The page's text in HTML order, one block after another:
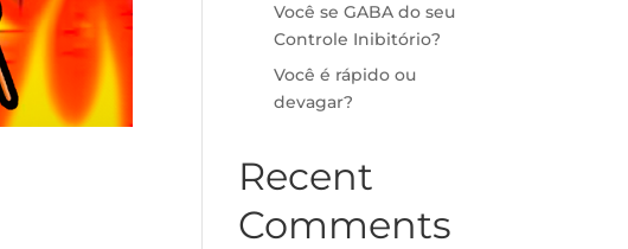
Você se GABA do seu
Controle Inibitório?
Você é rápido ou
devagar?
Recent
Comments